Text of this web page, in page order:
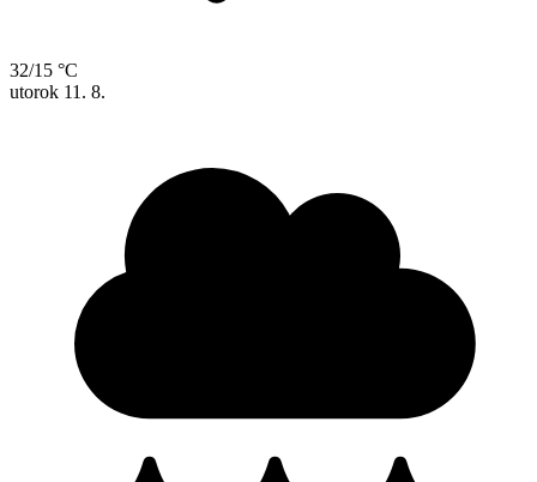
32/15 °C
utorok 11. 8.